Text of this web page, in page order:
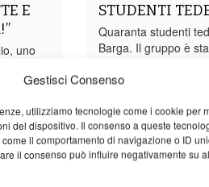
Gestisci Consenso
utilizziamo tecnologie come i cookie per
del dispositivo. Il consenso a queste
il comportamento di navigazione o ID
il consenso può influire negativamente su
E
uno
giorni
offrirà
musica.
è...
STUDENTI
Quaranta studenti
Barga. Il gruppo è
sindaco Umberto
ragazzi sulla
Comunale.Il gruppo
Schwäbisch Gmünd,
situata nel land del
città ha oltre 60mila
più grande comune